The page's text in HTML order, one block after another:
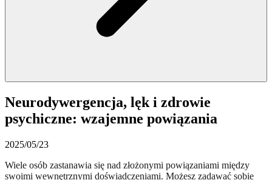
Neurodywergencja, lęk i zdrowie
psychiczne: wzajemne powiązania
2025/05/23
Wiele osób zastanawia się nad złożonymi powiązaniami między
swoimi wewnętrznymi doświadczeniami. Możesz zadawać sobie